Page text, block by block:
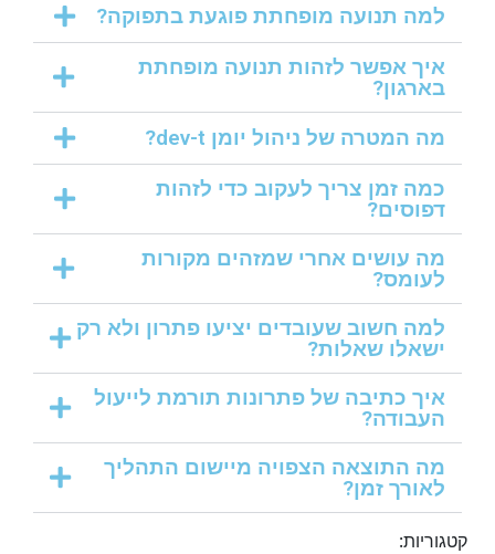
למה תנועה מופחתת פוגעת בתפוקה?
איך אפשר לזהות תנועה מופחתת
בארגון?
מה המטרה של ניהול יומן dev-t?
כמה זמן צריך לעקוב כדי לזהות
דפוסים?
מה עושים אחרי שמזהים מקורות
לעומס?
למה חשוב שעובדים יציעו פתרון ולא רק
ישאלו שאלות?
איך כתיבה של פתרונות תורמת לייעול
העבודה?
מה התוצאה הצפויה מיישום התהליך
לאורך זמן?
קטגוריות: